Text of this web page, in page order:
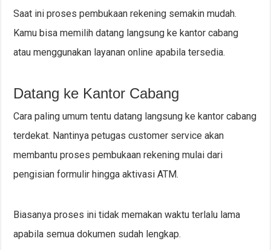
Saat ini proses pembukaan rekening semakin mudah.
Kamu bisa memilih datang langsung ke kantor cabang
atau menggunakan layanan online apabila tersedia.
Datang ke Kantor Cabang
Cara paling umum tentu datang langsung ke kantor cabang
terdekat. Nantinya petugas customer service akan
membantu proses pembukaan rekening mulai dari
pengisian formulir hingga aktivasi ATM.
Biasanya proses ini tidak memakan waktu terlalu lama
apabila semua dokumen sudah lengkap.